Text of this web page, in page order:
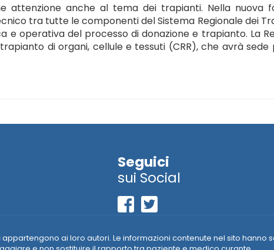
attenzione anche al tema dei trapianti. Nella nuova
tra tutte le componenti del Sistema Regionale dei
e operativa del processo di donazione e trapianto. La
di organi, cellule e tessuti (CRR), che avrà sede
Seguici
sui Social
ai loro autori. Le informazioni contenute nel sito